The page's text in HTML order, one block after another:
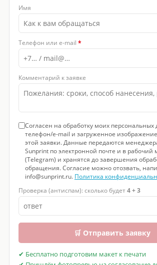
Имя
Телефон или e-mail *
Комментарий к заявке
Согласен на обработку моих
телефон/e-mail и загруженное
этой заявки. Данные передаются
Sunprint по электронной почте и в рабочий
(Telegram) и хранятся до завершения
обращения. Согласие можно отозвать,
info@sunprint.ru. Политика
Проверка (антиспам): сколько будет4 + 3
🛒 Отправить заявку
✔ Бесплатно подготовим макет к печати